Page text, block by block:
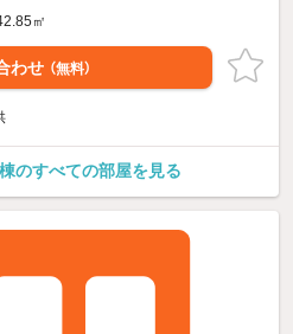
㎡
わせ （無料）
のすべての部屋を見る